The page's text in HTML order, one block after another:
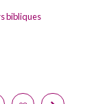
bibliques